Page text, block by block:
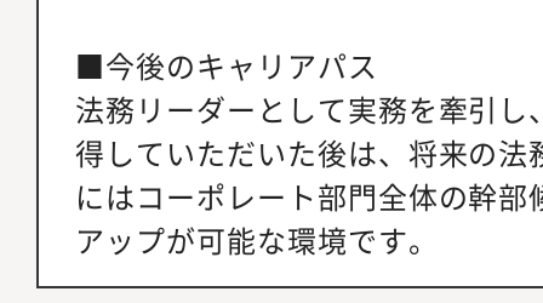
■今後のキャリアパス
法務リーダーとして実務を牽引
得していただいた後は、将来の
にはコーポレート部門全体の幹
アップが可能な環境です。